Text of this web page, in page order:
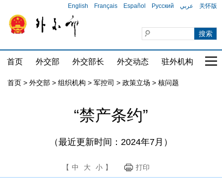
English Français Español Русский عربي 关怀版
首页 外交部 外交部长 外交动态 驻外机构 国
首页 > 外交部 > 组织机构 > 军控司 > 政策立场 > 核问题
“禁产条约”
（最近更新时间：2024年7月）
【 中 大 小 】 打印